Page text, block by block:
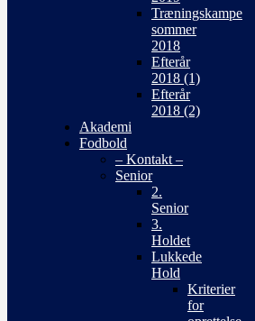
Træningskampe
sommer
2018
Efterår
2018 (1)
Efterår
2018 (2)
Akademi
Fodbold
– Kontakt –
Senior
2.
Senior
3.
Holdet
Lukkede
Hold
Kriterier
for